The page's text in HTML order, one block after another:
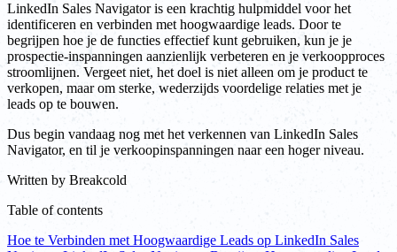
LinkedIn Sales Navigator is een krachtig hulpmiddel voor het
identificeren en verbinden met hoogwaardige leads. Door te
begrijpen hoe je de functies effectief kunt gebruiken, kun je je
prospectie-inspanningen aanzienlijk verbeteren en je verkoopproces
stroomlijnen. Vergeet niet, het doel is niet alleen om je product te
verkopen, maar om sterke, wederzijds voordelige relaties met je
leads op te bouwen.
Dus begin vandaag nog met het verkennen van LinkedIn Sales
Navigator, en til je verkoopinspanningen naar een hoger niveau.
Written by Breakcold
Table of contents
Hoe te Verbinden met Hoogwaardige Leads op LinkedIn Sales